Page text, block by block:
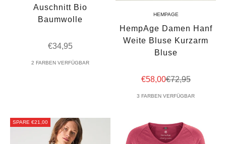
Auschnitt Bio
Baumwolle
Angebot
€34,95
2 FARBEN VERFÜGBAR
HEMPAGE
HempAge Damen Hanf
Weite Bluse Kurzarm
Bluse
Angebot
€58,00Regulärer Preis
€72,95
3 FARBEN VERFÜGBAR
SPARE €21,00